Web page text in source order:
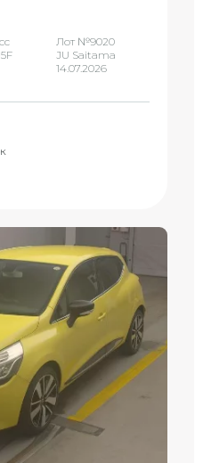
Лот №9020
JU Saitama
14.07.2026